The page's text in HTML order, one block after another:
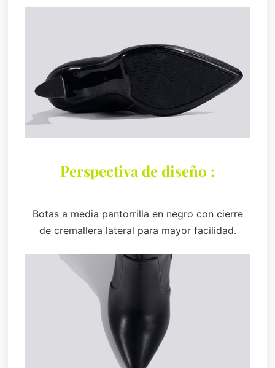
Perspectiva de diseño :
Botas a media pantorrilla en negro con cierre
de cremallera lateral para mayor facilidad.